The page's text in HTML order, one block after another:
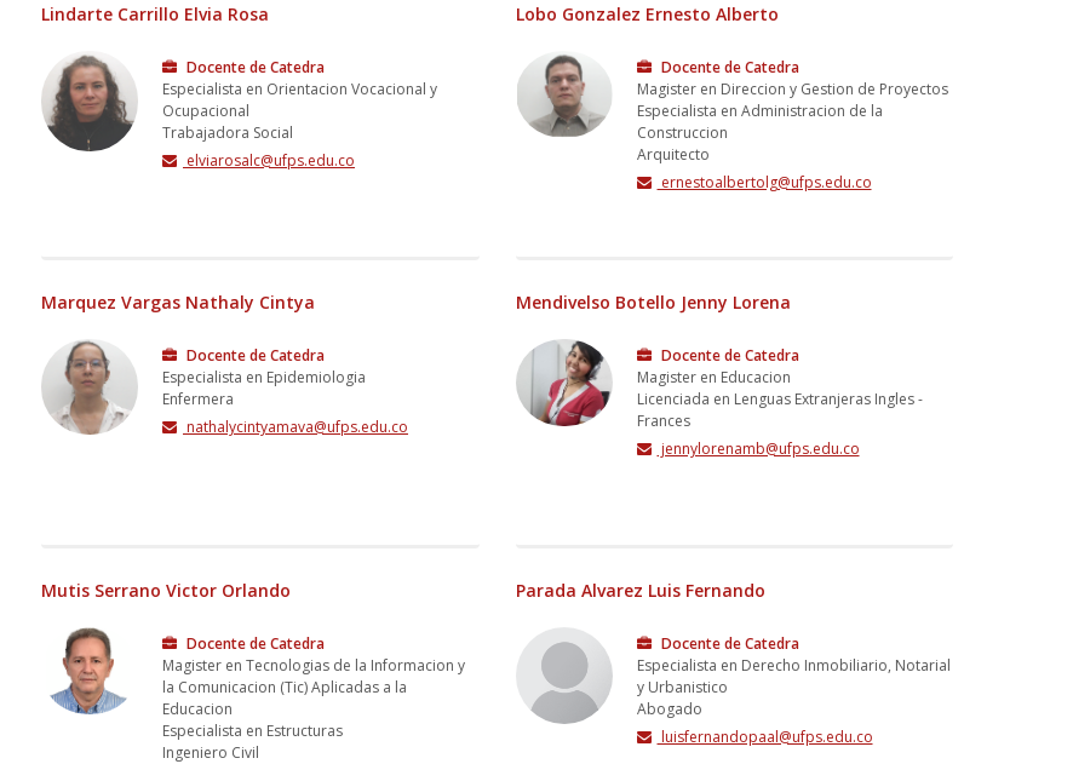
Lindarte Carrillo Elvia Rosa
Docente de Catedra
Especialista en Orientacion Vocacional y
Ocupacional
Trabajadora Social
elviarosalc@ufps.edu.co
Lobo Gonzalez Ernesto Alberto
Docente de Catedra
Magister en Direccion y Gestion de Proyectos
Especialista en Administracion de la
Construccion
Arquitecto
ernestoalbertolg@ufps.edu.co
Marquez Vargas Nathaly Cintya
Docente de Catedra
Especialista en Epidemiologia
Enfermera
nathalycintyamava@ufps.edu.co
Mendivelso Botello Jenny Lorena
Docente de Catedra
Magister en Educacion
Licenciada en Lenguas Extranjeras Ingles -
Frances
jennylorenamb@ufps.edu.co
Mutis Serrano Victor Orlando
Docente de Catedra
Magister en Tecnologias de la Informacion y
la Comunicacion (Tic) Aplicadas a la
Educacion
Especialista en Estructuras
Ingeniero Civil
Parada Alvarez Luis Fernando
Docente de Catedra
Especialista en Derecho Inmobiliario, Notarial
y Urbanistico
Abogado
luisfernandopaal@ufps.edu.co